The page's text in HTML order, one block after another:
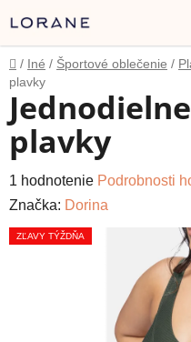
na
obsah
Domov
/ Iné / Športové oblečenie /
plavky
plavky
Priemerné
hodnotenie
produktu
1 hodnotenie Podrobnosti
Značka: Dorina
ZĽAVY TÝŽDŇA